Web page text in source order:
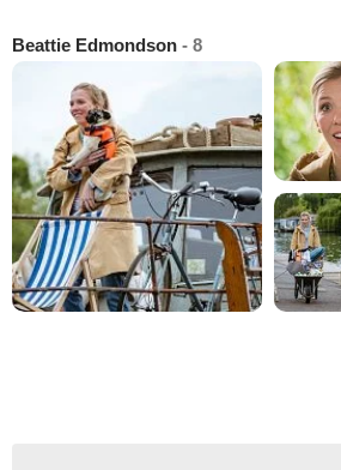
Beattie Edmondson - 8